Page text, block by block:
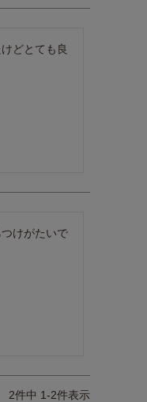
どとても良
けがたいで
2件中 1-2件表示